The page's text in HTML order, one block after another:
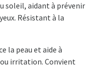
soleil, aidant à prévenir
Résistant à la
la peau et aide à
irritation. Convient